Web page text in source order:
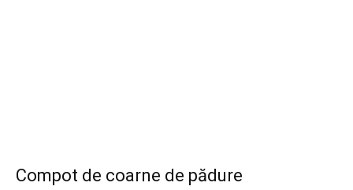
Compot de coarne de pădure